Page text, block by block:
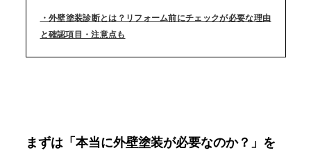
外壁塗装診断とは？リフォーム前にチェックが必要な理由
と確認項目・注意点も
まずは「本当に外壁塗装が必要なのか？」を